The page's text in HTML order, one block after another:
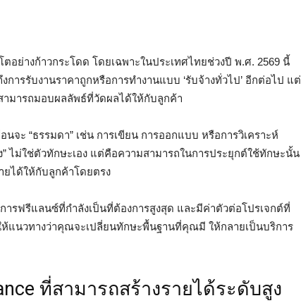
ตอย่างก้าวกระโดด โดยเฉพาะในประเทศไทยช่วงปี พ.ศ. 2569 นี้
ารรับงานราคาถูกหรือการทำงานแบบ ‘รับจ้างทั่วไป’ อีกต่อไป แต่
ามารถมอบผลลัพธ์ที่วัดผลได้ให้กับลูกค้า
ะ “ธรรมดา” เช่น การเขียน การออกแบบ หรือการวิเคราะห์
ไม่ใช่ตัวทักษะเอง แต่คือความสามารถในการประยุกต์ใช้ทักษะนั้น
ได้ให้กับลูกค้าโดยตรง
รฟรีแลนซ์ที่กำลังเป็นที่ต้องการสูงสุด และมีค่าตัวต่อโปรเจกต์ที่
ห้แนวทางว่าคุณจะเปลี่ยนทักษะพื้นฐานที่คุณมี ให้กลายเป็นบริการ
ที่สามารถสร้างรายได้ระดับสูง